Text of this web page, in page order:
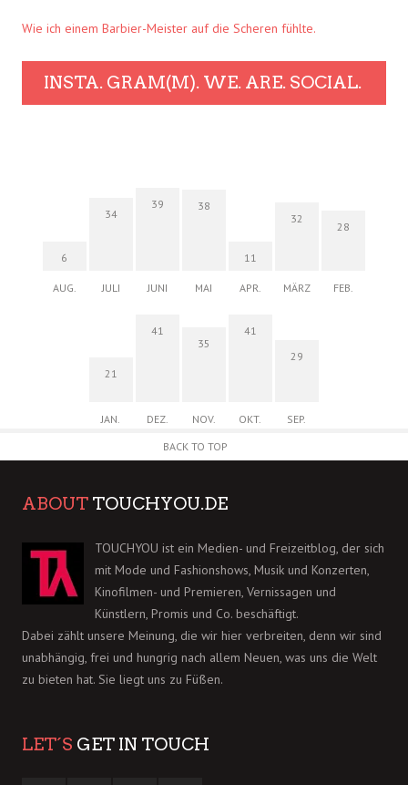
Wie ich einem Barbier-Meister auf die Scheren fühlte.
INSTA. GRAM(M). WE. ARE. SOCIAL.
6
AUG.
34
JULI
39
JUNI
38
MAI
11
APR.
32
MÄRZ
28
FEB.
21
JAN.
41
DEZ.
35
NOV.
41
OKT.
29
SEP.
BACK TO TOP
ABOUT TOUCHYOU.DE
TOUCHYOU ist ein Medien- und Freizeitblog, der sich
mit Mode und Fashionshows, Musik und Konzerten,
Kinofilmen- und Premieren, Vernissagen und
Künstlern, Promis und Co. beschäftigt.
Dabei zählt unsere Meinung, die wir hier verbreiten, denn wir sind
unabhängig, frei und hungrig nach allem Neuen, was uns die Welt
zu bieten hat. Sie liegt uns zu Füßen.
LET´S GET IN TOUCH